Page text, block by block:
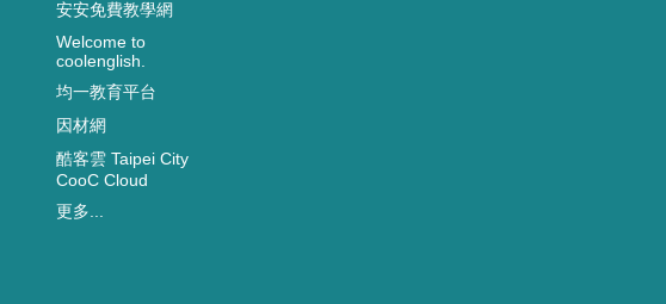
安安免費教學網
Welcome to
coolenglish.
均一教育平台
因材網
酷客雲 Taipei City
CooC Cloud
更多...